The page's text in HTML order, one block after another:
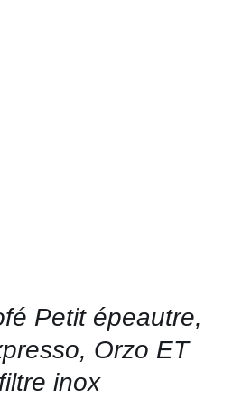
DU
PRODUIT
Petit épeautre,
Orzo ET
filtre inox